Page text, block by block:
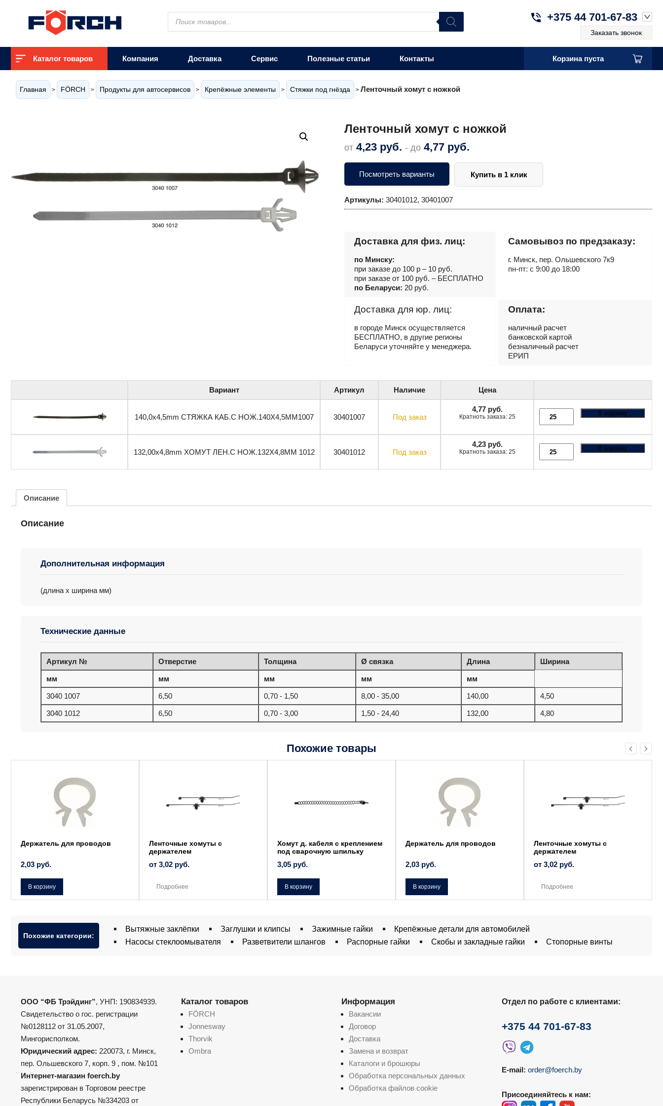
Поиск
товаров
+375 44 701-67-83
Заказать звонок
Каталог товаров Компания Доставка Сервис Полезные статьи Контакты Корзина пуста
Главная > FÖRCH > Продукты для автосервисов > Крепёжные элементы > Стяжки под гнёзда > Ленточный хомут с ножкой
Ленточный хомут с ножкой
от 4,23 руб. - до 4,77 руб.
Посмотреть варианты Купить в 1 клик
Артикулы: 30401012, 30401007
Доставка для физ. лиц:
по Минску:
при заказе до 100 р – 10 руб.
при заказе от 100 руб. – БЕСПЛАТНО
по Беларуси: 20 руб.
Самовывоз по предзаказу:
г. Минск, пер. Ольшевского 7к9
пн-пт: с 9:00 до 18:00
Доставка для юр. лиц:
в городе Минск осуществляется
БЕСПЛАТНО, в другие регионы
Беларуси уточняйте у менеджера.
Оплата:
наличный расчет
банковской картой
безналичный расчет
ЕРИП
Вариант Артикул Наличие Цена
140,0x4,5mm СТЯЖКА КАБ.С НОЖ.140X4,5MM1007 30401007 Под заказ
4,77 руб.
Кратноть заказа: 25 В корзину
132,00x4,8mm ХОМУТ ЛЕН.С НОЖ.132X4,8MM 1012 30401012 Под заказ
4,23 руб.
Кратноть заказа: 25 В корзину
Описание
Описание
Дополнительная информация
(длина x ширина мм)
Технические данные
Артикул № Отверстие Толщина Ø связка Длина Ширина
мм мм мм мм мм
3040 1007 6,50 0,70 - 1,50 8,00 - 35,00 140,00 4,50
3040 1012 6,50 0,70 - 3,00 1,50 - 24,40 132,00 4,80
Похожие товары
Держатель для проводов
2,03 руб.
В корзину
Ленточные хомуты с
держателем
от 3,02 руб.
Подробнее
Опции
Хомут д. кабеля с креплением
под сварочную шпильку
3,05 руб.
В корзину
Держатель для проводов
2,03 руб.
В корзину
Ленточные хомуты с
держателем
от 3,02 руб.
Подробнее
Опции
Похожие категории:
Вытяжные заклёпки Заглушки и клипсы Зажимные гайки
Крепёжные детали для автомобилей
Насосы стеклоомывателя
Разветвители шлангов Распорные гайки Скобы и закладные гайки Стопорные винты
ООО “ФБ Трэйдинг”, УНП: 190834939.
Свидетельство о гос. регистрации
№0128112 от 31.05.2007,
Мингорисполком.
Юридический адрес: 220073, г. Минск,
пер. Ольшевского 7, корп. 9 , пом. №101
Интернет-магазин foerch.by
зарегистрирован в Торговом реестре
Республики Беларусь №334203 от
Каталог товаров
FÖRCH
Jonnesway
Thorvik
Ombra
Информация
Вакансии
Договор
Доставка
Замена и возврат
Каталоги и брошюры
Обработка персональных данных
Обработка файлов cookie
Отдел по работе с клиентами:
+375 44 701-67-83
E-mail: order@foerch.by
Присоединяйтесь к нам: